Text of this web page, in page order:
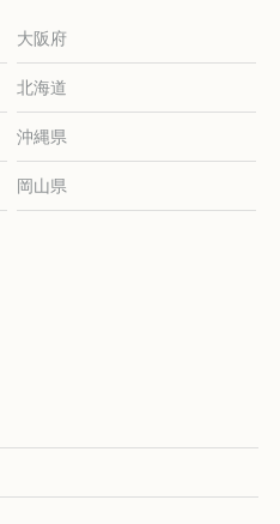
大阪府
北海道
沖縄県
岡山県